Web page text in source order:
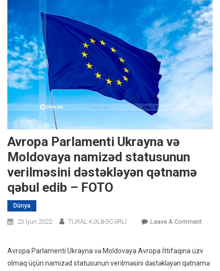
Avropa Parlamenti Ukrayna və
Moldovaya namizəd statusunun
verilməsini dəstəkləyən qətnamə
qəbul edib – FOTO
Dünya
23 İyun 2022 TURAL KƏLBƏCƏRLİ Leave A CommentOn
Və
Avropa Parlamenti Ukrayna və Moldovaya Avropa İttifaqına üzv
olmaq üçün namizəd statusunun verilməsini dəstəkləyən qətnamə